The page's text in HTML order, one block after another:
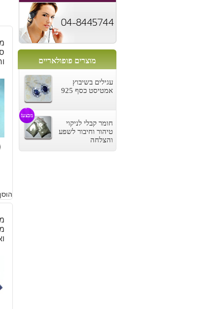
מוצרים פופולאריים
עגילים בשיבוץ
אמטיסט כסף 925
חומר קבלי לניקוי
טיהור וחיבור לשפע
והצלחה
מבצע!